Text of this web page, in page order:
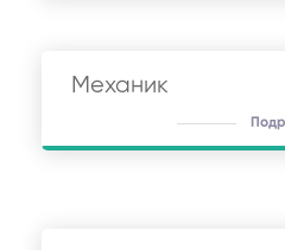
Механик